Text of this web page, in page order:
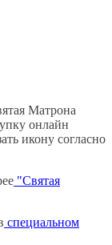
Матрона
онлайн
икону согласно
"Святая
специальном